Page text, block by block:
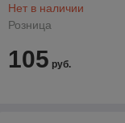
Нет в наличии
Розница
105 руб.